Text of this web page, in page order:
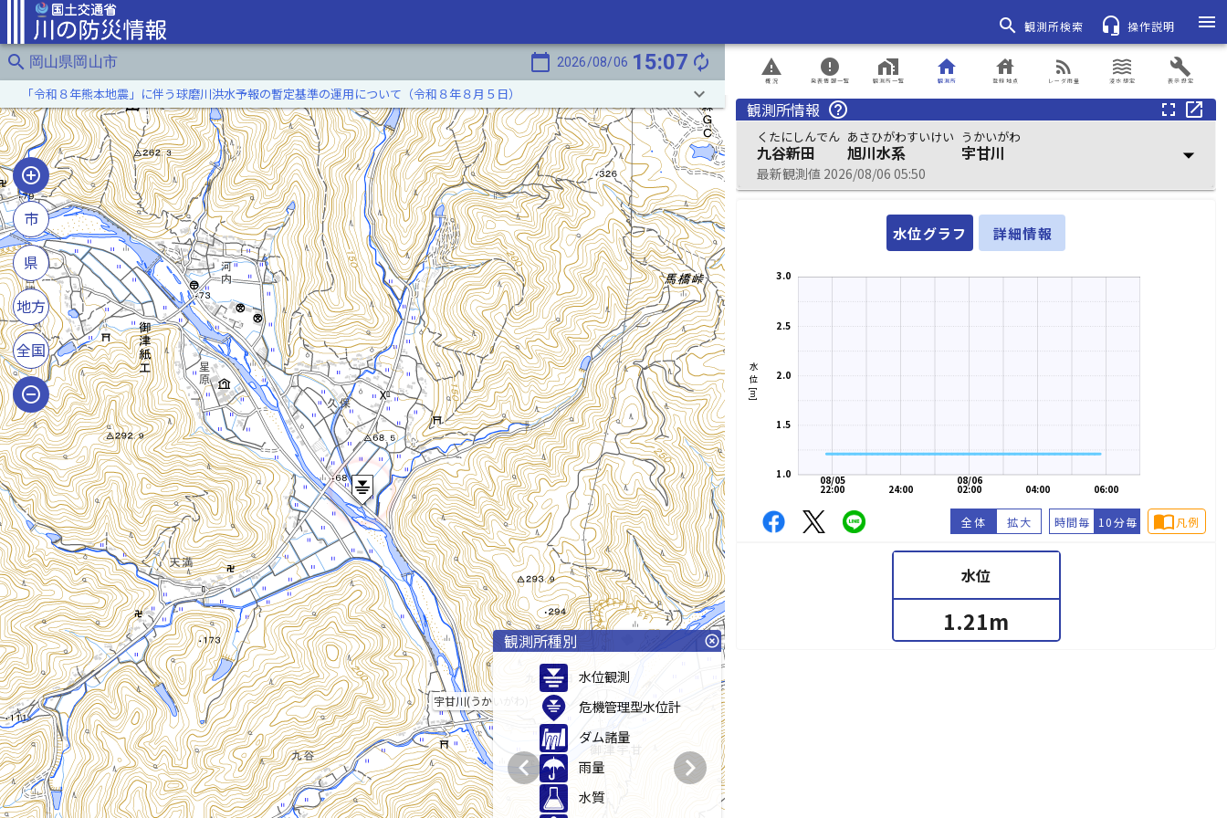
search 観測所検索 headset_mic 操作説明
menu
search 岡山県岡山市 calendar_today 2026/08/06 15:07 autorenew
宇甘川(うかいがわ)
「令和８年熊本地震」に伴う球磨川洪水予報の暫定基準の運用について（令和８年８月５日） keyboard_arrow_down
市
県
地方
全国
観測所種別 highlight_off
水位観測
危機管理型水位計
ダム諸量
雨量
水質
chevron_left chevron_right
概況
report_problem
発表情報一覧
error
観測所一覧
home_work
観測所
home
登録地点
house
レーダ雨量
rss_feed
浸水想定
waves
表示設定
build
観測所情報 help_outline fullscreen open_in_new
くたにしんでん
九谷新田
あさひがわすいけい
旭川水系
うかいがわ
宇甘川
最新観測値 2026/08/06 05:50
arrow_drop_down
水位グラフ 詳細情報
1.0
1.5
2.0
2.5
3.0
水位[m]
06:00
04:00
08/06
02:00
24:00
08/05
22:00
全体 拡大 時間毎 10分毎 import_contacts凡例
水位
1.21m